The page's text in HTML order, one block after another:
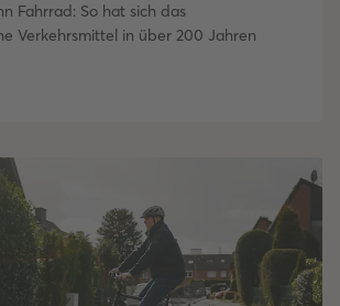
Fahrrad: So hat sich das
Verkehrsmittel in über 200 Jahren